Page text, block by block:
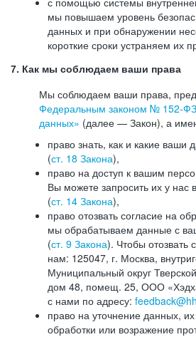
мы повышаем уровень
данных и при обнаружении
короткие сроки устраняем их
7. Как мы соблюдаем ваши права
Мы соблюдаем ваши права,
Федеральным законом № 152-ФЗ
данных» (далее — Закон), а
право знать, как и какие
(ст. 18 Закона),
право на доступ к вашим
Вы можете запросить их у нас
(ст. 14 Закона),
право отозвать согласие на
мы обрабатываем данные с
(ст. 9 Закона). Чтобы отозвать
нам: 125047, г. Москва,
Муниципальный округ
дом 48, помещ. 25, ООО
с нами по адресу:
право на уточнение данных,
обработки или возражение